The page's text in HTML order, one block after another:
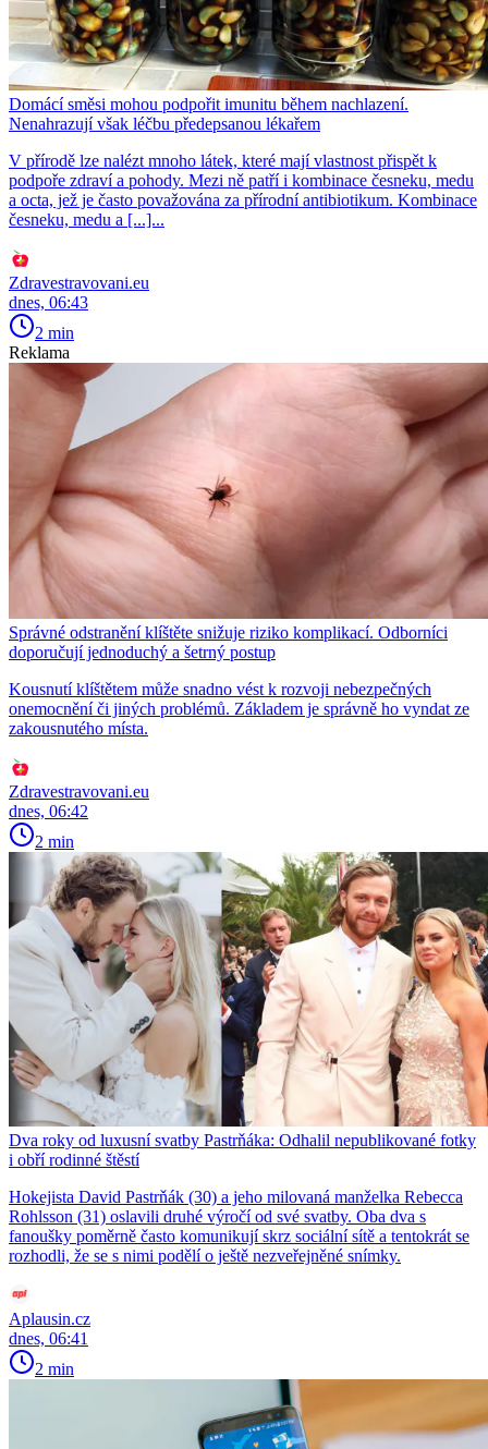
Domácí směsi mohou podpořit imunitu během nachlazení.
Nenahrazují však léčbu předepsanou lékařem
V přírodě lze nalézt mnoho látek, které mají vlastnost přispět k
podpoře zdraví a pohody. Mezi ně patří i kombinace česneku, medu
a octa, jež je často považována za přírodní antibiotikum. Kombinace
česneku, medu a [...]...
Zdravestravovani.eu
dnes, 06:43
2 min
Reklama
Správné odstranění klíštěte snižuje riziko komplikací. Odborníci
doporučují jednoduchý a šetrný postup
Kousnutí klíštětem může snadno vést k rozvoji nebezpečných
onemocnění či jiných problémů. Základem je správně ho vyndat ze
zakousnutého místa.
Zdravestravovani.eu
dnes, 06:42
2 min
Dva roky od luxusní svatby Pastrňáka: Odhalil nepublikované fotky
i obří rodinné štěstí
Hokejista David Pastrňák (30) a jeho milovaná manželka Rebecca
Rohlsson (31) oslavili druhé výročí od své svatby. Oba dva s
fanoušky poměrně často komunikují skrz sociální sítě a tentokrát se
rozhodli, že se s nimi podělí o ještě nezveřejněné snímky.
Aplausin.cz
dnes, 06:41
2 min